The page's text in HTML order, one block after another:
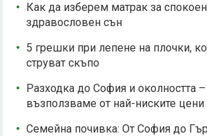
Как да изберем матрак за
здравословен сън
5 грешки при лепене на плочки,
струват скъпо
Разходка до София и околността
възползваме от най-ниските цени
Семейна почивка: От София до